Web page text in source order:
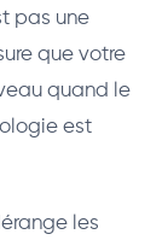
pas une
que votre
quand le
est
les